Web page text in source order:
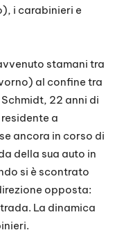
i carabinieri e
stamani tra
al confine tra
22 anni di
a
ancora in corso di
della sua auto in
si è scontrato
opposta:
La dinamica